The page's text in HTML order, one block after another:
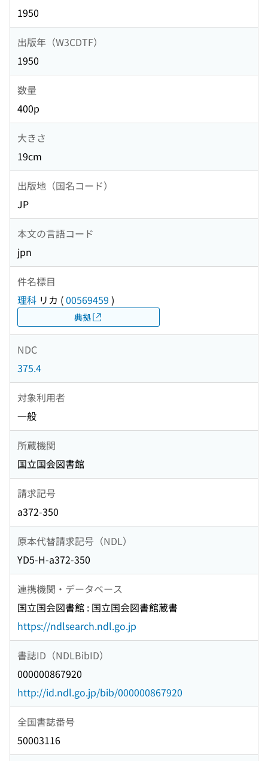
1950
出版年（W3CDTF）
1950
数量
400p
大きさ
19cm
出版地（国名コード）
JP
本文の言語コード
jpn
件名標目
理科 リカ (00569459 )
典拠
NDC
375.4
対象利用者
一般
所蔵機関
国立国会図書館
請求記号
a372-350
原本代替請求記号（NDL）
YD5-H-a372-350
連携機関・データベース
国立国会図書館 : 国立国会図書館蔵書
https://ndlsearch.ndl.go.jp
書誌ID（NDLBibID）
000000867920
http://id.ndl.go.jp/bib/000000867920
全国書誌番号
50003116